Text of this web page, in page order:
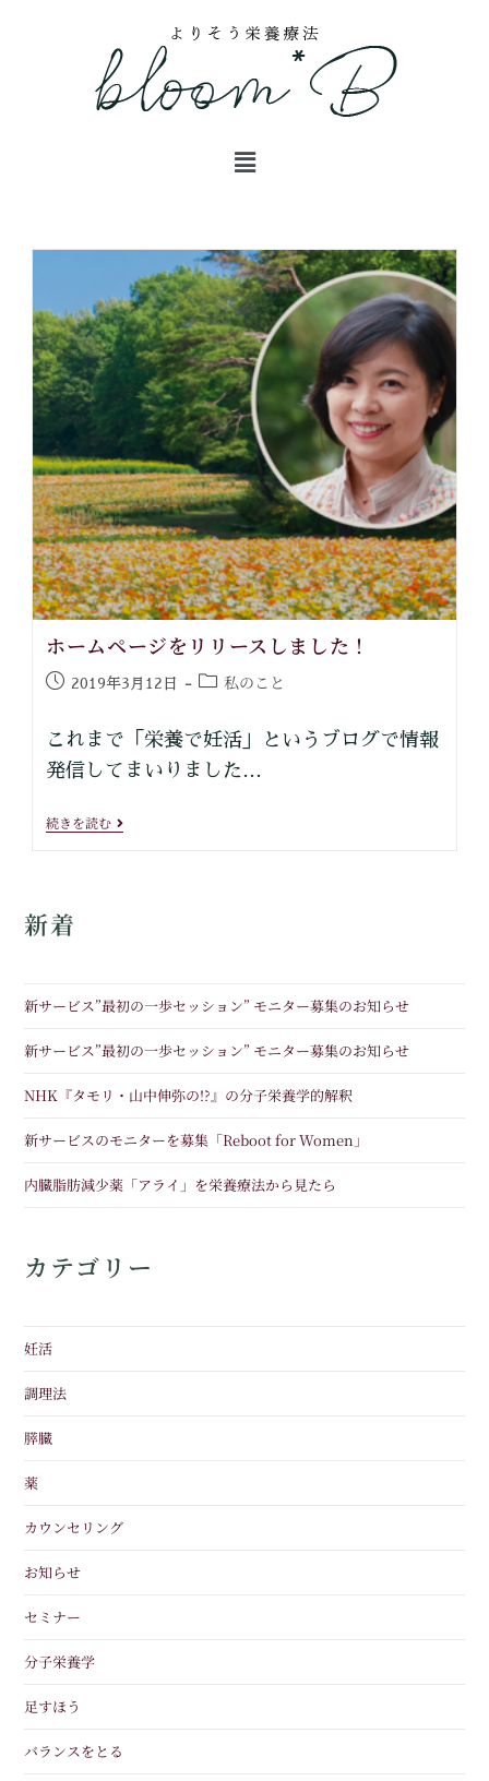
ホームページをリリースしました！
2019年3月12日 私のこと
これまで「栄養で妊活」というブログで情報
発信してまいりました…
続きを読む
新着
新サービス”最初の一歩セッション” モニター募集のお知らせ
新サービス”最初の一歩セッション” モニター募集のお知らせ
NHK『タモリ・山中伸弥の!?』の分子栄養学的解釈
新サービスのモニターを募集「Reboot for Women」
内臓脂肪減少薬「アライ」を栄養療法から見たら
カテゴリー
妊活
調理法
膵臓
薬
カウンセリング
お知らせ
セミナー
分子栄養学
足すほう
バランスをとる